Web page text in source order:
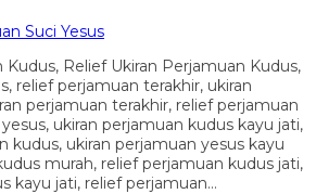
Suci Yesus
Relief Ukiran Perjamuan Kudus,
relief perjamuan terakhir, ukiran
perjamuan terakhir, relief perjamuan
ukiran perjamuan kudus kayu jati,
kudus, ukiran perjamuan yesus kayu
murah, relief perjamuan kudus jati,
kayu jati, relief perjamuan…